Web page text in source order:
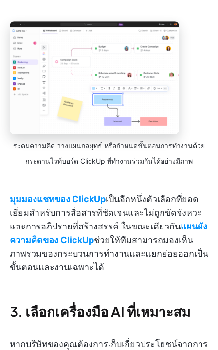
ระดมความคิด วางแผนกลยุทธ์ หรือกำหนดขั้นตอนการทำงานด้วย
กระดานไวท์บอร์ด ClickUp ที่ทำงานร่วมกันได้อย่างมีภาพ
มุมมองแชทของ ClickUpเป็นอีกหนึ่งตัวเลือกที่ยอด
เยี่ยมสำหรับการสื่อสารที่ชัดเจนและไม่ถูกขัดจังหวะ
และการอภิปรายที่สร้างสรรค์ ในขณะเดียวกันแผนผัง
ความคิดของ ClickUpช่วยให้ทีมสามารถมองเห็น
ภาพรวมของกระบวนการทำงานและแยกย่อยออกเป็น
ขั้นตอนและงานเฉพาะได้
3. เลือกเครื่องมือ AI ที่เหมาะสม
หากบริษัทของคุณต้องการเก็บเกี่ยวประโยชน์จากการ